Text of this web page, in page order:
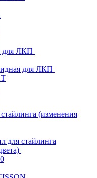
для ЛКП
для ЛКП
(изменения
для стайлинга